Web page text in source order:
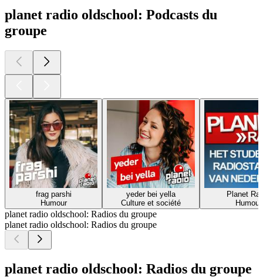
planet radio oldschool: Podcasts du
groupe
frag parshi
Humour
yeder bei yella
Culture et société
Planet
Humour
planet radio oldschool: Radios du groupe
planet radio oldschool: Radios du groupe
planet radio oldschool: Radios du groupe